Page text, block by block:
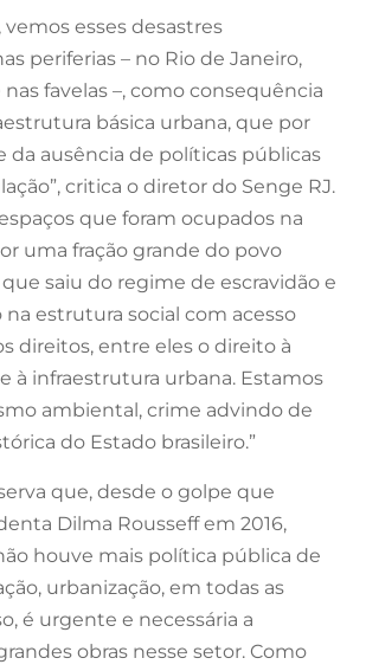
vemos esses desastres
periferias – no Rio de Janeiro,
favelas –, como consequência
básica urbana, que por
da ausência de políticas públicas
critica o diretor do Senge RJ.
espaços que foram ocupados na
uma fração grande do povo
saiu do regime de escravidão e
estrutura social com acesso
direitos, entre eles o direito à
à infraestrutura urbana. Estamos
ambiental, crime advindo de
do Estado brasileiro.”
que, desde o golpe que
Dilma Rousseff em 2016,
houve mais política pública de
urbanização, em todas as
é urgente e necessária a
obras nesse setor. Como